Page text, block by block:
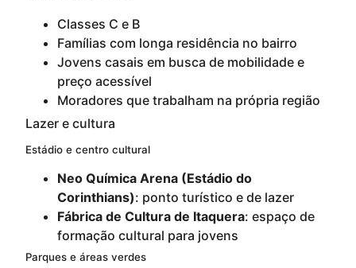
Classes C e B
Famílias com longa residência no bairro
Jovens casais em busca de mobilidade e
preço acessível
Moradores que trabalham na própria região
Lazer e cultura
Estádio e centro cultural
Neo Química Arena (Estádio do
Corinthians): ponto turístico e de lazer
Fábrica de Cultura de Itaquera: espaço de
formação cultural para jovens
Parques e áreas verdes